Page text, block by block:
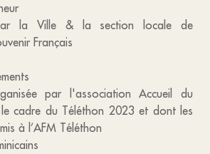
la Ville & la section locale de
Français
par l'association Accueil du
cadre du Téléthon 2023 et dont les
à l’AFM Téléthon